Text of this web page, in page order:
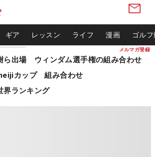
メルマガ登録
ギア レッスン ライフ 漫画 ゴル
ら出場 ウィンダム選手権の組み合わせ
カップ 組み合わせ
界ランキング